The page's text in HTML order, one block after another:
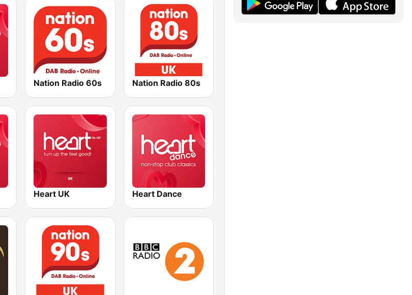
Nation Radio 60s Nation Radio 80s
Heart UK Heart Dance